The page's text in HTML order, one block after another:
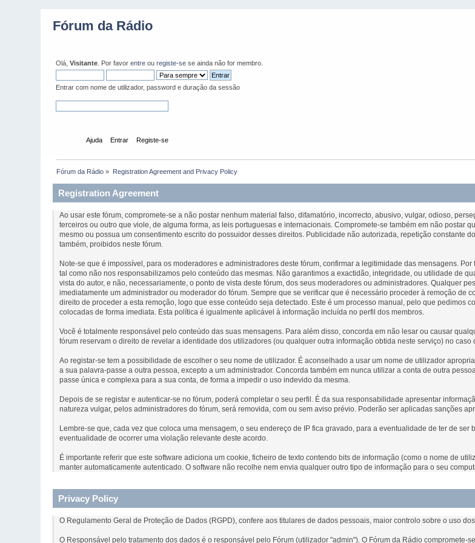
Fórum da Rádio
Olá,Visitante . Por favorentre ouregiste-se se ainda não for membro.
Entrar com nome de utilizador, password e duração da sessão
Ajuda Entrar Registe-se
Fórum da Rádio » Registration Agreement and Privacy Policy
Registration Agreement
Ao usar este fórum, compromete-se a não postar nenhum material falso, difamatório, incorrecto, abusivo, vulgar, odioso,
terceiros ou outro que viole, de alguma forma, as leis portuguesas e internacionais. Compromete-se também em não postar
mesmo ou possua um consentimento escrito do possuidor desses direitos. Publicidade não autorizada, repetição constante
também, proibidos neste fórum.
Note-se que é impossível, para os moderadores e administradores deste fórum, confirmar a legitimidade das mensagens.
tal como não nos responsabilizamos pelo conteúdo das mesmas. Não garantimos a exactidão, integridade, ou utilidade de
vista do autor, e não, necessariamente, o ponto de vista deste fórum, dos seus moderadores ou administradores. Qualquer
imediatamente um administrador ou moderador do fórum. Sempre que se verificar que é necessário proceder à remoção de
direito de proceder a esta remoção, logo que esse conteúdo seja detectado. Este é um processo manual, pelo que pedimos
colocadas de forma imediata. Esta política é igualmente aplicável à informação incluída no perfil dos membros.
Você é totalmente responsável pelo conteúdo das suas mensagens. Para além disso, concorda em não lesar ou causar
fórum reservam o direito de revelar a identidade dos utilizadores (ou qualquer outra informação obtida neste serviço) no
Ao registar-se tem a possibilidade de escolher o seu nome de utilizador. É aconselhado a usar um nome de utilizador
a sua palavra-passe a outra pessoa, excepto a um administrador. Concorda também em nunca utilizar a conta de outra
passe única e complexa para a sua conta, de forma a impedir o uso indevido da mesma.
Depois de se registar e autenticar-se no fórum, poderá completar o seu perfil. É da sua responsabilidade apresentar
natureza vulgar, pelos administradores do fórum, será removida, com ou sem aviso prévio. Poderão ser aplicadas sanções
Lembre-se que, cada vez que coloca uma mensagem, o seu endereço de IP fica gravado, para a eventualidade de ter de
eventualidade de ocorrer uma violação relevante deste acordo.
É importante referir que este software adiciona um cookie, ficheiro de texto contendo bits de informação (como o nome de
manter automaticamente autenticado. O software não recolhe nem envia qualquer outro tipo de informação para o seu
Privacy Policy
O Regulamento Geral de Proteção de Dados (RGPD), confere aos titulares de dados pessoais, maior controlo sobre o uso
O Responsável pelo tratamento dos dados é o responsável pelo Fórum (utilizador "admin"). O Fórum da Rádio